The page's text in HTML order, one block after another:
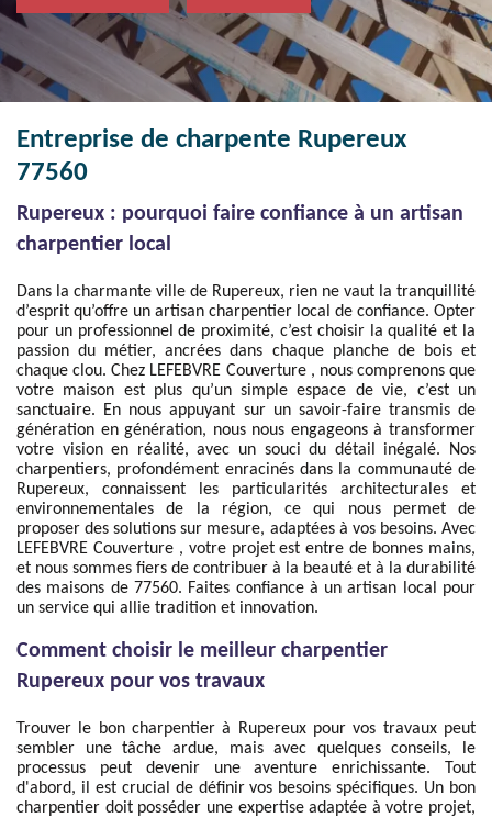
Entreprise de charpente Rupereux
77560
Rupereux : pourquoi faire confiance à un artisan
charpentier local
Dans la charmante ville de Rupereux, rien ne vaut la tranquillité
d’esprit qu’offre un artisan charpentier local de confiance. Opter
pour un professionnel de proximité, c’est choisir la qualité et la
passion du métier, ancrées dans chaque planche de bois et
chaque clou. Chez LEFEBVRE Couverture , nous comprenons que
votre maison est plus qu’un simple espace de vie, c’est un
sanctuaire. En nous appuyant sur un savoir-faire transmis de
génération en génération, nous nous engageons à transformer
votre vision en réalité, avec un souci du détail inégalé. Nos
charpentiers, profondément enracinés dans la communauté de
Rupereux, connaissent les particularités architecturales et
environnementales de la région, ce qui nous permet de
proposer des solutions sur mesure, adaptées à vos besoins. Avec
LEFEBVRE Couverture , votre projet est entre de bonnes mains,
et nous sommes fiers de contribuer à la beauté et à la durabilité
des maisons de 77560. Faites confiance à un artisan local pour
un service qui allie tradition et innovation.
Comment choisir le meilleur charpentier
Rupereux pour vos travaux
Trouver le bon charpentier à Rupereux pour vos travaux peut
sembler une tâche ardue, mais avec quelques conseils, le
processus peut devenir une aventure enrichissante. Tout
d'abord, il est crucial de définir vos besoins spécifiques. Un bon
charpentier doit posséder une expertise adaptée à votre projet,